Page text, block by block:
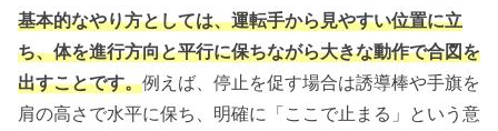
基本的なやり方としては、運転手から見やすい位置に立
ち、体を進行方向と平行に保ちながら大きな動作で合図を
出すことです。例えば、停止を促す場合は誘導棒や手旗を
肩の高さで水平に保ち、明確に「ここで止まる」という意